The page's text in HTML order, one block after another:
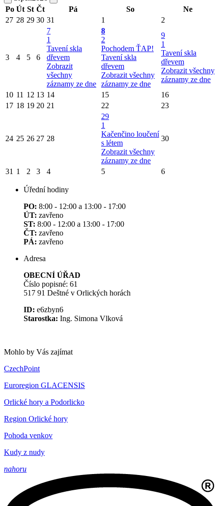
Po Út St Čt Pá So
Ne
27 28 29 30 31 1 2
3 4 5 6
7
1
Tavení skla
dřevem
Zobrazit
všechny
záznamy ze dne
8
2
Pochodem ŤAP!
Tavení skla
dřevem
Zobrazit všechny
záznamy ze dne
9
1
Tavení skla
dřevem
Zobrazit všechny
záznamy ze dne
10 11 12 13 14 15
16
17 18 19 20 21 22 23
24 25 26 27 28
29
1
Kačenčino loučení
s létem
Zobrazit všechny
záznamy ze dne
30
31 1 2 3 4 5 6
Úřední hodiny
PO: 8:00 - 12:00 a 13:00 - 17:00
ÚT: zavřeno
ST: 8:00 - 12:00 a 13:00 - 17:00
ČT: zavřeno
PÁ: zavřeno
Adresa
OBECNÍ ÚŘAD
Číslo popisné: 61
517 91 Deštné v Orlických horách
ID: e6zbyn6
Starostka: Ing. Simona Vlková
Mohlo by Vás zajímat
CzechPoint
Euroregion GLACENSIS
Orlické hory a Podorlicko
Region Orlické hory
Pohoda venkov
Kudy z nudy
nahoru